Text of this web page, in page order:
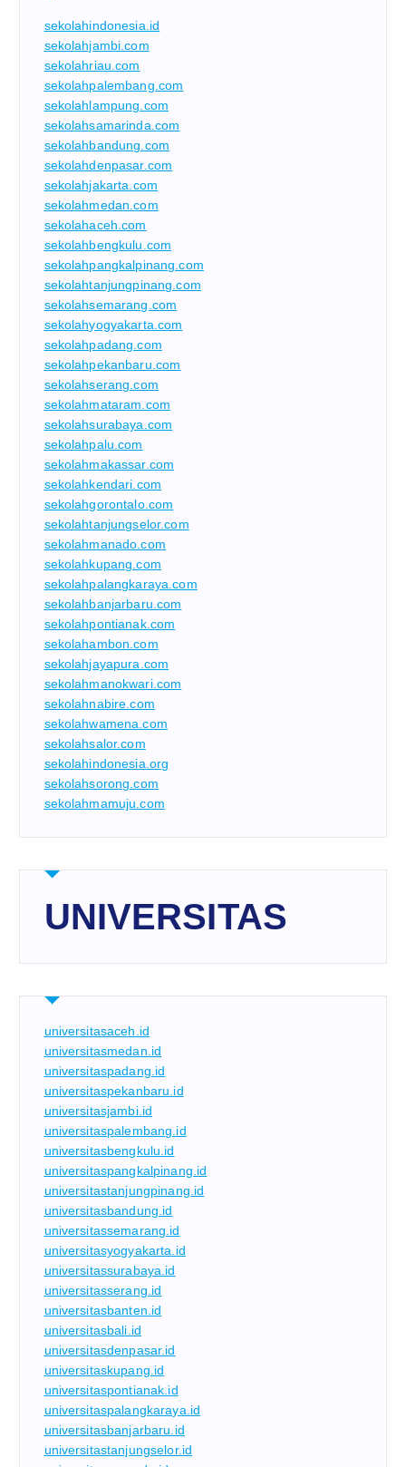
sekolahindonesia.id
sekolahjambi.com
sekolahriau.com
sekolahpalembang.com
sekolahlampung.com
sekolahsamarinda.com
sekolahbandung.com
sekolahdenpasar.com
sekolahjakarta.com
sekolahmedan.com
sekolahaceh.com
sekolahbengkulu.com
sekolahpangkalpinang.com
sekolahtanjungpinang.com
sekolahsemarang.com
sekolahyogyakarta.com
sekolahpadang.com
sekolahpekanbaru.com
sekolahserang.com
sekolahmataram.com
sekolahsurabaya.com
sekolahpalu.com
sekolahmakassar.com
sekolahkendari.com
sekolahgorontalo.com
sekolahtanjungselor.com
sekolahmanado.com
sekolahkupang.com
sekolahpalangkaraya.com
sekolahbanjarbaru.com
sekolahpontianak.com
sekolahambon.com
sekolahjayapura.com
sekolahmanokwari.com
sekolahnabire.com
sekolahwamena.com
sekolahsalor.com
sekolahindonesia.org
sekolahsorong.com
sekolahmamuju.com
UNIVERSITAS
universitasaceh.id
universitasmedan.id
universitaspadang.id
universitaspekanbaru.id
universitasjambi.id
universitaspalembang.id
universitasbengkulu.id
universitaspangkalpinang.id
universitastanjungpinang.id
universitasbandung.id
universitassemarang.id
universitasyogyakarta.id
universitassurabaya.id
universitasserang.id
universitasbanten.id
universitasbali.id
universitasdenpasar.id
universitaskupang.id
universitaspontianak.id
universitaspalangkaraya.id
universitasbanjarbaru.id
universitastanjungselor.id